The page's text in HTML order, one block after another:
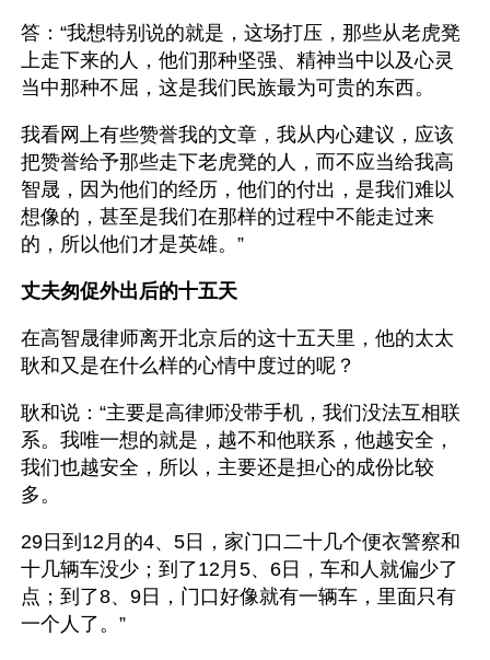
答：“我想特别说的就是，这场打压，那些从老虎凳
上走下来的人，他们那种坚强、精神当中以及心灵
当中那种不屈，这是我们民族最为可贵的东西。
我看网上有些赞誉我的文章，我从内心建议，应该
把赞誉给予那些走下老虎凳的人，而不应当给我高
智晟，因为他们的经历，他们的付出，是我们难以
想像的，甚至是我们在那样的过程中不能走过来
的，所以他们才是英雄。”
丈夫匆促外出后的十五天
在高智晟律师离开北京后的这十五天里，他的太太
耿和又是在什么样的心情中度过的呢？
耿和说：“主要是高律师没带手机，我们没法互相联
系。我唯一想的就是，越不和他联系，他越安全，
我们也越安全，所以，主要还是担心的成份比较
多。
29日到12月的4、5日，家门口二十几个便衣警察和
十几辆车没少；到了12月5、6日，车和人就偏少了
点；到了8、9日，门口好像就有一辆车，里面只有
一个人了。”